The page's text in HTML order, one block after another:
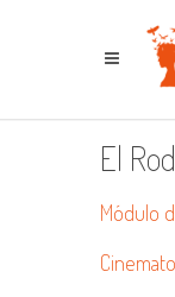
El
Módulo